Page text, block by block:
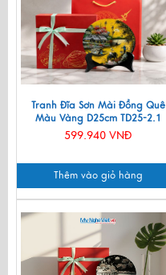
Tranh Đĩa Sơn Mài Đồng Quê
Màu Vàng D25cm TD25-2.1
599.940 VNĐ
Thêm vào giỏ hàng